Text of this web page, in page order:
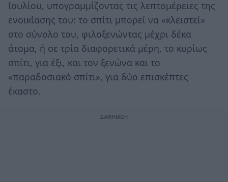
Ιουλίου, υπογραμμίζοντας τις λεπτομέρειες της
ενοικίασης του: το σπίτι μπορεί να «κλειστεί»
στο σύνολο του, φιλοξενώντας μέχρι δέκα
άτομα, ή σε τρία διαφορετικά μέρη, το κυρίως
σπίτι, για έξι, και τον ξενώνα και το
«παραδοσιακό σπίτι», για δύο επισκέπτες
έκαστο.